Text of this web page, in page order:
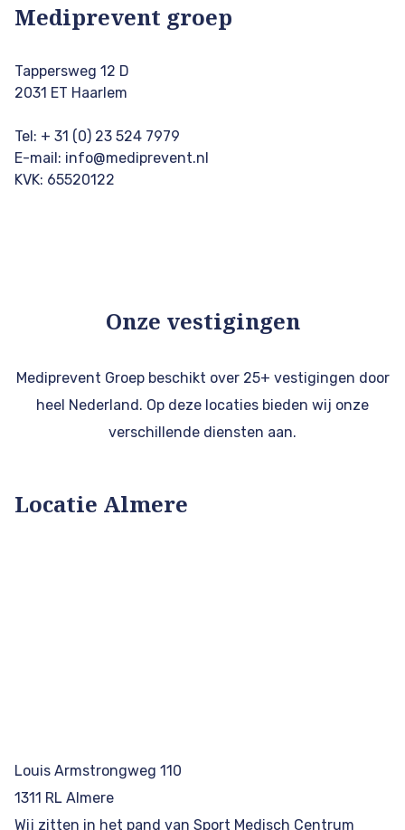
Mediprevent groep
Tappersweg 12 D
2031 ET Haarlem
Tel: + 31 (0) 23 524 7979
E-mail: info@mediprevent.nl
KVK: 65520122
Onze vestigingen
Mediprevent Groep beschikt over 25+ vestigingen door
heel Nederland. Op deze locaties bieden wij onze
verschillende diensten aan.
Locatie Almere
Louis Armstrongweg 110
1311 RL Almere
Wij zitten in het pand van Sport Medisch Centrum